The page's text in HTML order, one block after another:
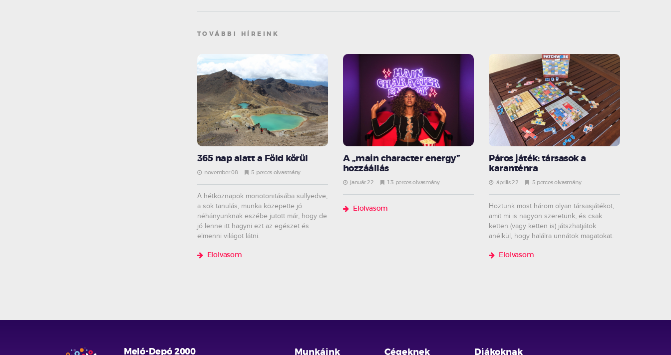
TOVÁBBI HÍREINK
365 nap alatt a Föld körül
november 08. 5 perces olvasmány
A hétköznapok monotonitásába süllyedve,
a sok tanulás, munka közepette jó
néhányunknak eszébe jutott már, hogy de
jó lenne itt hagyni ezt az egészet és
elmenni világot látni.
Elolvasom
A „main character energy”
hozzáállás
január 22. 13 perces olvasmány
Elolvasom
Páros játék: társasok a
karanténra
április 22. 5 perces olvasmány
Hoztunk most három olyan társasjátékot,
amit mi is nagyon szeretünk, és csak
ketten (vagy ketten is) játszhatjátok
anélkül, hogy halálra unnátok magatokat.
Elolvasom
Meló-Depó 2000 Munkáink Cégeknek Diákoknak